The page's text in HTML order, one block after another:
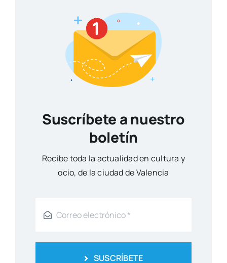
Suscríbete a nuestro
boletín
Reci­be toda la actua­li­dad en cul­tu­ra y
ocio, de la ciu­dad de Valen­cia
SUSCRÍBETE